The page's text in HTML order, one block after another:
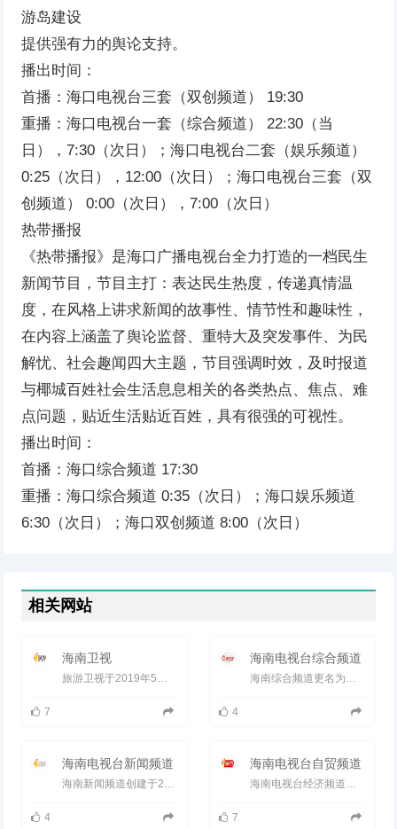
游岛建设
提供强有力的舆论支持。
播出时间：
首播：海口电视台三套（双创频道） 19:30
重播：海口电视台一套（综合频道） 22:30（当
日），7:30（次日）；海口电视台二套（娱乐频道）
0:25（次日），12:00（次日）；海口电视台三套（双
创频道） 0:00（次日），7:00（次日）
热带播报
《热带播报》是海口广播电视台全力打造的一档民生
新闻节目，节目主打：表达民生热度，传递真情温
度，在风格上讲求新闻的故事性、情节性和趣味性，
在内容上涵盖了舆论监督、重特大及突发事件、为民
解忧、社会趣闻四大主题，节目强调时效，及时报道
与椰城百姓社会生活息息相关的各类热点、焦点、难
点问题，贴近生活贴近百姓，具有很强的可视性。
播出时间：
首播：海口综合频道 17:30
重播：海口综合频道 0:35（次日）；海口娱乐频道
6:30（次日）；海口双创频道 8:00（次日）
相关网站
海南卫视
7
海南电视台综合频道
4
海南电视台新闻频道
4
海南电视台自贸频道
7